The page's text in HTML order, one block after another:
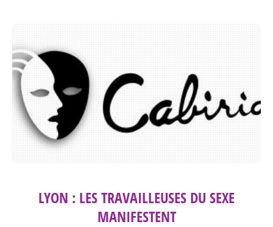
LYON : LES TRAVAILLEUSES DU SEXE
MANIFESTENT